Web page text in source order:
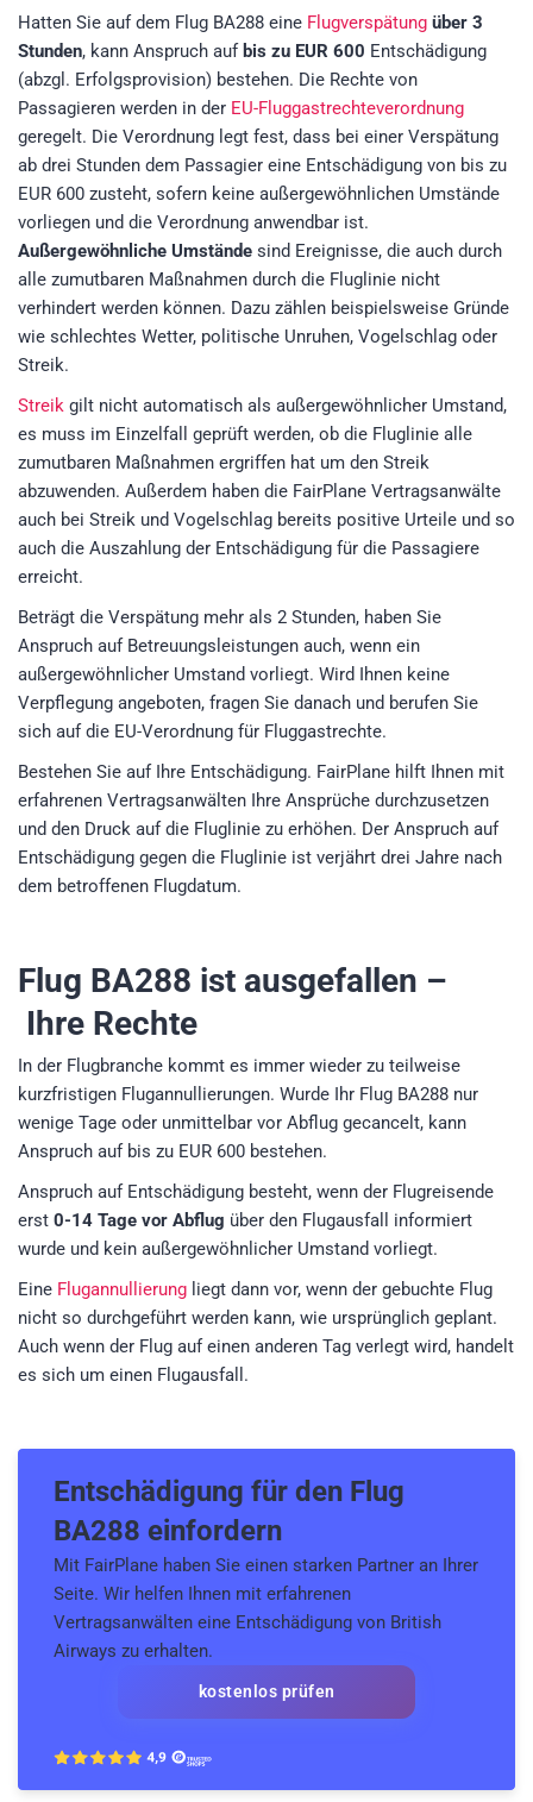
Hatten Sie auf dem Flug BA288 eine Flugverspätung über 3
Stunden, kann Anspruch auf bis zu EUR 600 Entschädigung
(abzgl. Erfolgsprovision) bestehen. Die Rechte von
Passagieren werden in der EU-Fluggastrechteverordnung
geregelt. Die Verordnung legt fest, dass bei einer Verspätung
ab drei Stunden dem Passagier eine Entschädigung von bis zu
EUR 600 zusteht, sofern keine außergewöhnlichen Umstände
vorliegen und die Verordnung anwendbar ist.
Außergewöhnliche Umstände sind Ereignisse, die auch durch
alle zumutbaren Maßnahmen durch die Fluglinie nicht
verhindert werden können. Dazu zählen beispielsweise Gründe
wie schlechtes Wetter, politische Unruhen, Vogelschlag oder
Streik.
Streik gilt nicht automatisch als außergewöhnlicher Umstand,
es muss im Einzelfall geprüft werden, ob die Fluglinie alle
zumutbaren Maßnahmen ergriffen hat um den Streik
abzuwenden. Außerdem haben die FairPlane Vertragsanwälte
auch bei Streik und Vogelschlag bereits positive Urteile und so
auch die Auszahlung der Entschädigung für die Passagiere
erreicht.
Beträgt die Verspätung mehr als 2 Stunden, haben Sie
Anspruch auf Betreuungsleistungen auch, wenn ein
außergewöhnlicher Umstand vorliegt. Wird Ihnen keine
Verpflegung angeboten, fragen Sie danach und berufen Sie
sich auf die EU-Verordnung für Fluggastrechte.
Bestehen Sie auf Ihre Entschädigung. FairPlane hilft Ihnen mit
erfahrenen Vertragsanwälten Ihre Ansprüche durchzusetzen
und den Druck auf die Fluglinie zu erhöhen. Der Anspruch auf
Entschädigung gegen die Fluglinie ist verjährt drei Jahre nach
dem betroffenen Flugdatum.
Flug BA288 ist ausgefallen –
Ihre Rechte
In der Flugbranche kommt es immer wieder zu teilweise
kurzfristigen Flugannullierungen. Wurde Ihr Flug BA288 nur
wenige Tage oder unmittelbar vor Abflug gecancelt, kann
Anspruch auf bis zu EUR 600 bestehen.
Anspruch auf Entschädigung besteht, wenn der Flugreisende
erst 0-14 Tage vor Abflug über den Flugausfall informiert
wurde und kein außergewöhnlicher Umstand vorliegt.
Eine Flugannullierung liegt dann vor, wenn der gebuchte Flug
nicht so durchgeführt werden kann, wie ursprünglich geplant.
Auch wenn der Flug auf einen anderen Tag verlegt wird, handelt
es sich um einen Flugausfall.
Entschädigung für den Flug
BA288 einfordern
Mit FairPlane haben Sie einen starken Partner an Ihrer
Seite. Wir helfen Ihnen mit erfahrenen
Vertragsanwälten eine Entschädigung von British
Airways zu erhalten.
kostenlos prüfen